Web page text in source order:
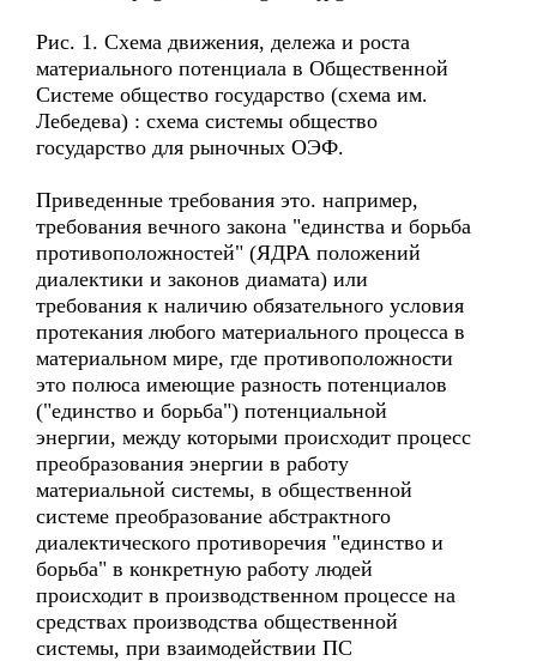
Рис. 1. Схема движения, дележа и роста
материального потенциала в Общественной
Системе общество государство (схема им.
Лебедева) : схема системы общество
государство для рыночных ОЭФ.
Приведенные требования это. например,
требования вечного закона "единства и борьба
противоположностей" (ЯДРА положений
диалектики и законов диамата) или
требования к наличию обязательного условия
протекания любого материального процесса в
материальном мире, где противоположности
это полюса имеющие разность потенциалов
("единство и борьба") потенциальной
энергии, между которыми происходит процесс
преобразования энергии в работу
материальной системы, в общественной
системе преобразование абстрактного
диалектического противоречия "единство и
борьба" в конкретную работу людей
происходит в производственном процессе на
средствах производства общественной
системы, при взаимодействии ПС